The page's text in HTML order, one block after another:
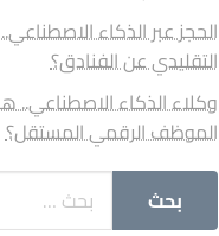
الحجز عبر الذكاء
التقليدي عن الفنادق؟
وكلاء الذكاء الاصطناعي..
الموظف الرقمي المستقل؟